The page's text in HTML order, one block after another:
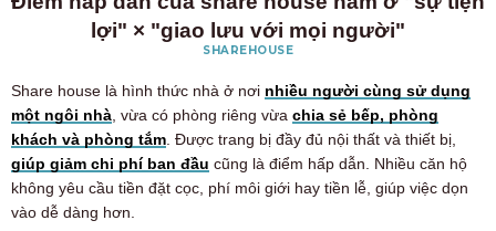
lợi" × "giao lưu với mọi người"
SHAREHOUSE
Share house là hình thức nhà ở nơi nhiều người cùng sử dụng
một ngôi nhà, vừa có phòng riêng vừa chia sẻ bếp, phòng
khách và phòng tắm. Được trang bị đầy đủ nội thất và thiết bị,
giúp giảm chi phí ban đầu cũng là điểm hấp dẫn. Nhiều căn hộ
không yêu cầu tiền đặt cọc, phí môi giới hay tiền lễ, giúp việc dọn
vào dễ dàng hơn.